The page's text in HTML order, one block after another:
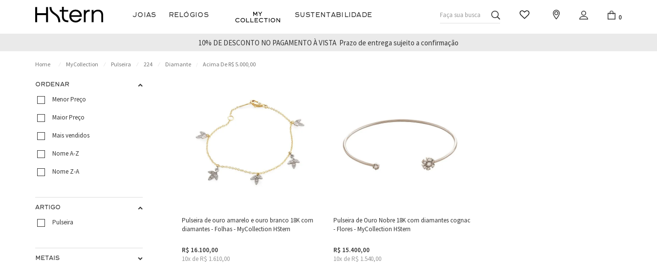
Joias Relógios Sustentabilidade Faça sua busca 0
10% DE DESCONTO NO PAGAMENTO À VISTA Prazo de entrega sujeito a confirmação
MyCollection Pulseira 224 Diamante Acima De R$ 5.000,00
ORDENAR
Menor Preço
Maior Preço
Mais vendidos
Nome A-Z
Nome Z-A
ARTIGO
Pulseira
METAIS
Pulseira de ouro amarelo e ouro branco 18K com
diamantes - Folhas - MyCollection HStern
R$ 16.100,00
10x de R$ 1.610,00
Pulseira de Ouro Nobre 18K com diamantes cognac
- Flores - MyCollection HStern
R$ 15.400,00
10x de R$ 1.540,00